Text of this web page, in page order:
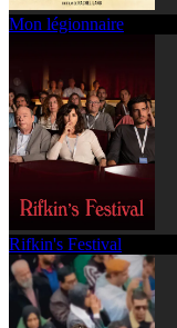
Mon légionnaire
Rifkin's Festival